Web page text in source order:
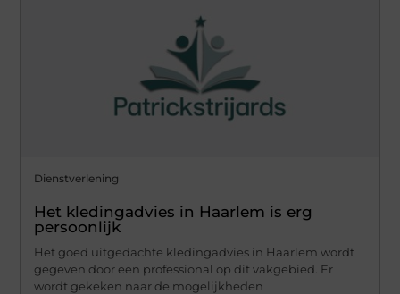
Dienstverlening
Het kledingadvies in Haarlem is erg
persoonlijk
Het goed uitgedachte kledingadvies in Haarlem wordt
gegeven door een professional op dit vakgebied. Er
wordt gekeken naar de mogelijkheden